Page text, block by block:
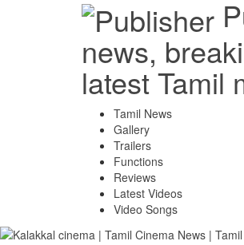
news,
latest Tamil
Tamil News
Gallery
Trailers
Functions
Reviews
Latest Videos
Video Songs